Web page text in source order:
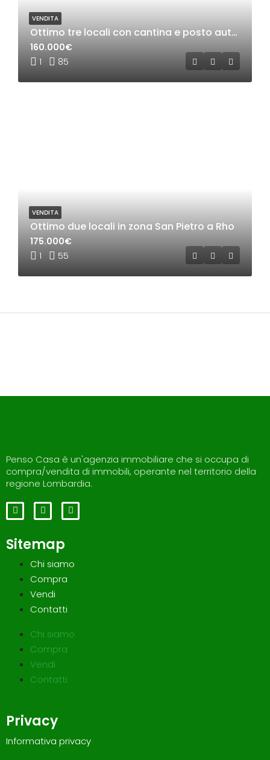
Ottimo tre locali con cantina e posto auto a Mazzo di rho
1 85
160.000€
VENDITA
Ottimo due locali in zona San Pietro a Rho
1 55
175.000€
VENDITA
Penso Casa è un'agenzia immobiliare che si occupa di
compra/vendita di immobili, operante nel territorio della
regione Lombardia.
Sitemap
Chi siamo
Compra
Vendi
Contatti
Chi siamo
Compra
Vendi
Contatti
Privacy
Informativa privacy